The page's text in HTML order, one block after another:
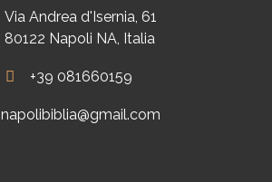
Via Andrea d'Isernia, 61
80122 Napoli NA, Italia
+39 081660159
napolibiblia@gmail.com